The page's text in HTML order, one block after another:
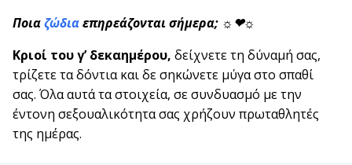
Ποιαζώδιαεπηρεάζονται σήμερα; ☼❤☼
Κριοί του γ’ δεκαημέρου, δείχνετε τη δύναμή σας,
τρίζετε τα δόντια και δε σηκώνετε μύγα στο σπαθί
σας. Όλα αυτά τα στοιχεία, σε συνδυασμό με την
έντονη σεξουαλικότητα σας χρήζουν πρωταθλητές
της ημέρας.